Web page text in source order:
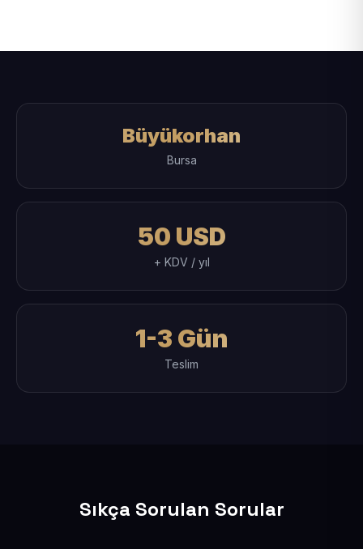
Büyükorhan
Bursa
50 USD
+ KDV / yıl
1-3 Gün
Teslim
Sıkça Sorulan Sorular